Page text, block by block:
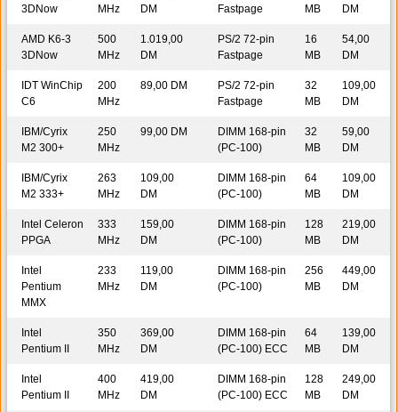
3DNow
MHz
DM
Fastpage
MB
DM
AMD K6-3
3DNow
500
MHz
1.019,00
DM
PS/2 72-pin
Fastpage
16
MB
54,00
DM
IDT WinChip
C6
200
MHz
89,00 DM
PS/2 72-pin
Fastpage
32
MB
109,00
DM
IBM/Cyrix
M2 300+
250
MHz
99,00 DM
DIMM 168-pin
(PC-100)
32
MB
59,00
DM
IBM/Cyrix
M2 333+
263
MHz
109,00
DM
DIMM 168-pin
(PC-100)
64
MB
109,00
DM
Intel Celeron
PPGA
333
MHz
159,00
DM
DIMM 168-pin
(PC-100)
128
MB
219,00
DM
Intel
Pentium
MMX
233
MHz
119,00
DM
DIMM 168-pin
(PC-100)
256
MB
449,00
DM
Intel
Pentium II
350
MHz
369,00
DM
DIMM 168-pin
(PC-100) ECC
64
MB
139,00
DM
Intel
Pentium II
400
MHz
419,00
DM
DIMM 168-pin
(PC-100) ECC
128
MB
249,00
DM